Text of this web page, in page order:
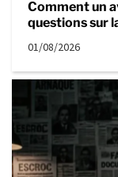
Comment un
questions sur
01/08/2026